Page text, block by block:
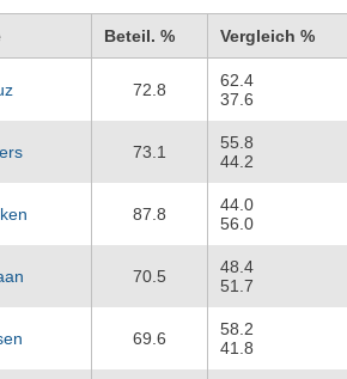
Beteil. % Vergleich %
72.8
62.4
37.6
73.1
55.8
44.2
87.8
44.0
56.0
70.5
48.4
51.7
69.6
58.2
41.8